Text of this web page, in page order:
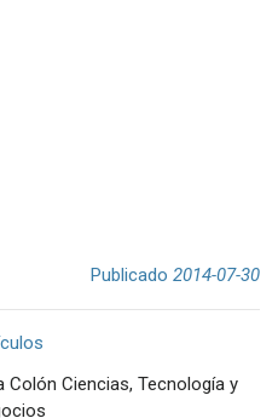
Publicado 2014-07-30
Colón Ciencias, Tecnología y